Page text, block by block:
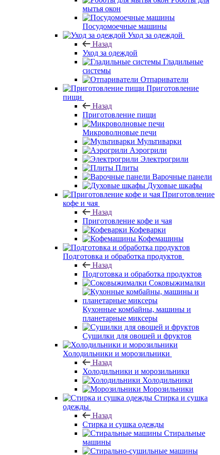
мытья окон
Посудомоечные машины
Уход за одеждой
Назад
Уход за одеждой
Гладильные
системы
Отпариватели
Приготовление
пищи
Назад
Приготовление пищи
Микроволновые печи
Мультиварки
Аэрогрили
Электрогрили
Плиты
Варочные панели
Духовые шкафы
Приготовление
кофе и чая
Назад
Приготовление кофе и чая
Кофеварки
Кофемашины
Подготовка и обработка продуктов
Назад
Подготовка и обработка продуктов
Соковыжималки
Кухонные комбайны, машины и
планетарные миксеры
Сушилки для овощей и фруктов
Холодильники и морозильники
Назад
Холодильники и морозильники
Холодильники
Морозильники
Стирка и сушка
одежды
Назад
Стирка и сушка одежды
Стиральные
машины